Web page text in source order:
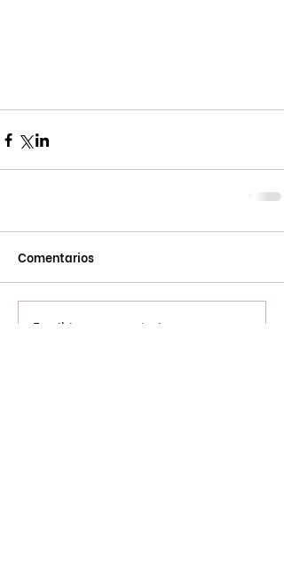
Comentarios
Escribir un comentario...